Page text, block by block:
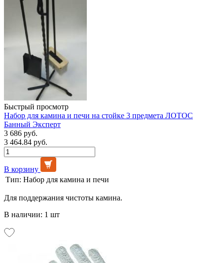
Быстрый просмотр
Набор для камина и печи на стойке 3 предмета ЛОТОС
Банный Эксперт
3 686 руб.
3 464.84 руб.
В корзину
Тип: Набор для камина и печи
Для поддержания чистоты камина.
В наличии: 1 шт